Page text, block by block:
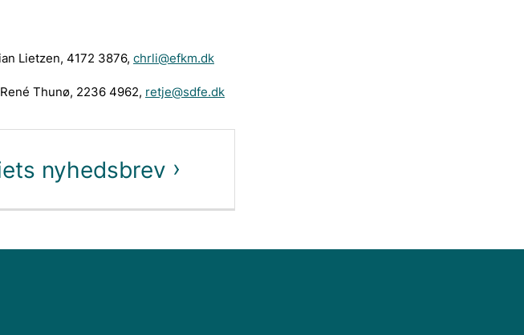
Lietzen, 4172 3876, chrli@efkm.dk
Thunø, 2236 4962, retje@sdfe.dk
nyhedsbrev